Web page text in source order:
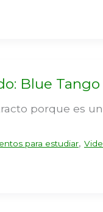
Blue Tango
porque es
para estudiar,